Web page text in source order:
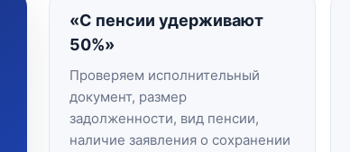
«С пенсии удерживают
50%»
Проверяем исполнительный
документ, размер
задолженности, вид пенсии,
наличие заявления о сохранении